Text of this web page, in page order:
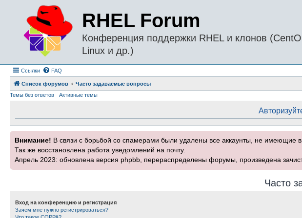
RHEL Forum
Конференция поддержки RHEL и клонов
Linux и др.)
Ссылки FAQ
Список форумов
Часто задаваемые вопросы
Темы без ответов
Активные темы
Внимание! В связи с борьбой со спамерами были удалены все аккаунты, не имеющие
Так же восстановлена работа уведомлений на почту.
Апрель 2023: обновлена версия phpbb, перераспределены форумы, произведена
Часто
Вход на конференцию и регистрация
Зачем мне нужно регистрироваться?